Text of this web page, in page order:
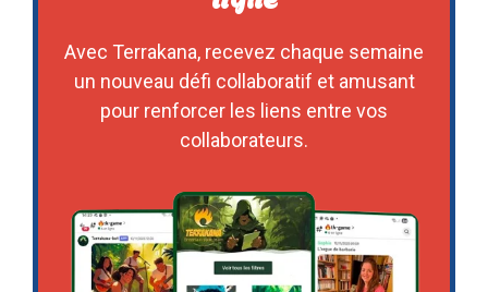
Avec Terrakana, recevez chaque semaine
un nouveau défi collaboratif et amusant
pour renforcer les liens entre vos
collaborateurs.